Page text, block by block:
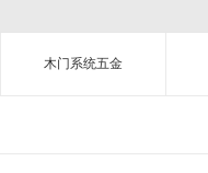
木门系统五金